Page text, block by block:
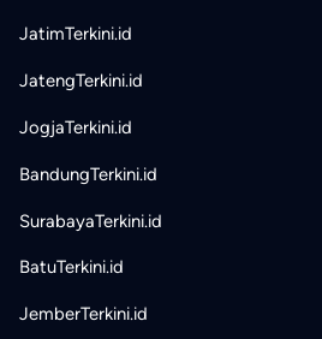
JatimTerkini.id
JatengTerkini.id
JogjaTerkini.id
BandungTerkini.id
SurabayaTerkini.id
BatuTerkini.id
JemberTerkini.id